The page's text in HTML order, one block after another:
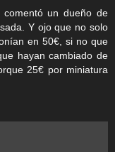
un dueño de
Y ojo que no solo
en 50€, si no que
hayan cambiado de
25€ por miniatura